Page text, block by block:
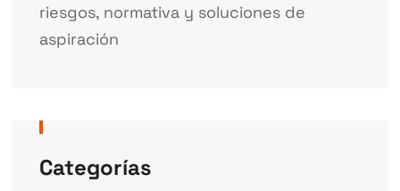
riesgos, normativa y soluciones de
aspiración
Categorías